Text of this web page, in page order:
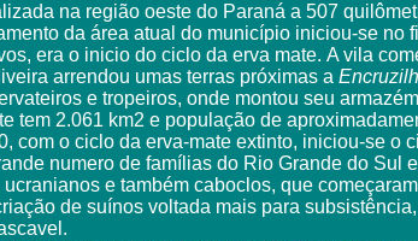
na região oeste do Paraná a 507
da área atual do município iniciou-se
era o inicio do ciclo da erva mate. A vila
arrendou umas terras próximas a
e tropeiros, onde montou seu
tem 2.061 km2 e população de
com o ciclo da erva-mate extinto, iniciou-se o
numero de famílias do Rio Grande do Sul
e também caboclos, que
de suínos voltada mais para